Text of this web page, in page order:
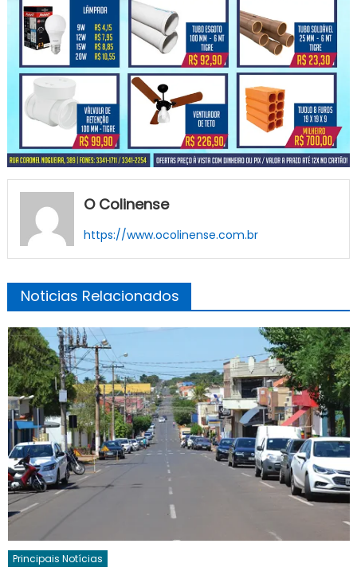
O Colinense
https://www.ocolinense.com.br
Noticias Relacionados
Principais Notícias